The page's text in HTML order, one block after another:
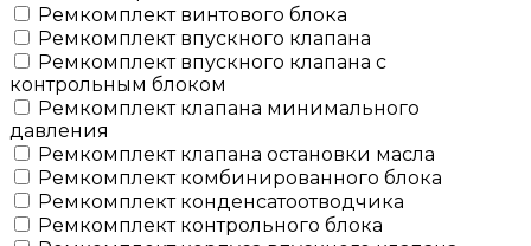
Ремкомплект винтового блока
Ремкомплект впускного клапана
Ремкомплект впускного клапана с
контрольным блоком
Ремкомплект клапана минимального
давления
Ремкомплект клапана остановки масла
Ремкомплект комбинированного блока
Ремкомплект конденсатоотводчика
Ремкомплект контрольного блока